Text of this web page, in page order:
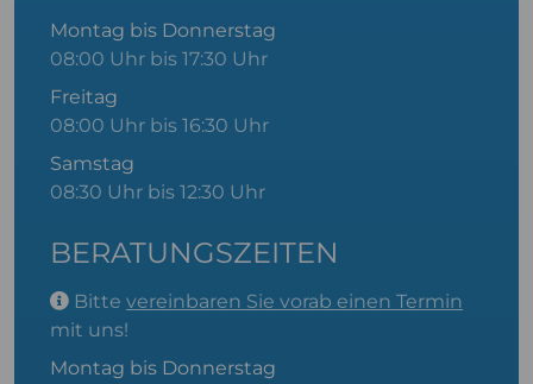
Montag bis Donnerstag
08:00 Uhr bis 17:30 Uhr
Freitag
08:00 Uhr bis 16:30 Uhr
Samstag
08:30 Uhr bis 12:30 Uhr
BERATUNGSZEITEN
Bitte vereinbaren Sie vorab einen Termin
mit uns!
Montag bis Donnerstag